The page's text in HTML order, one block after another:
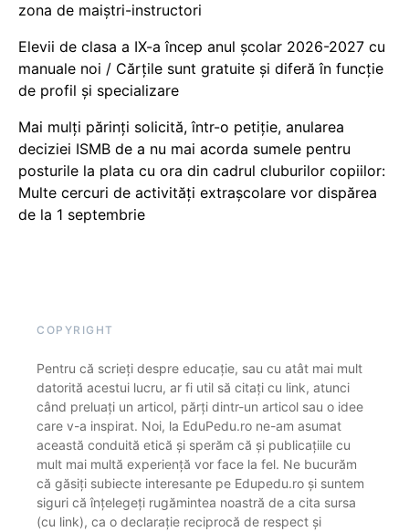
zona de maiștri-instructori
Elevii de clasa a IX-a încep anul școlar 2026-2027 cu
manuale noi / Cărțile sunt gratuite și diferă în funcție
de profil și specializare
Mai mulți părinți solicită, într-o petiție, anularea
deciziei ISMB de a nu mai acorda sumele pentru
posturile la plata cu ora din cadrul cluburilor copiilor:
Multe cercuri de activități extrașcolare vor dispărea
de la 1 septembrie
COPYRIGHT
Pentru că scrieți despre educație, sau cu atât mai mult
datorită acestui lucru, ar fi util să citați cu link, atunci
când preluați un articol, părți dintr-un articol sau o idee
care v-a inspirat. Noi, la EduPedu.ro ne-am asumat
această conduită etică și sperăm că și publicațiile cu
mult mai multă experiență vor face la fel. Ne bucurăm
că găsiți subiecte interesante pe Edupedu.ro și suntem
siguri că înțelegeți rugămintea noastră de a cita sursa
(cu link), ca o declarație reciprocă de respect și